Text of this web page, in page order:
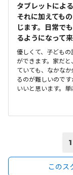
タブレットによ
それに加えても
じます。日常で
るようになって
優しくて、子ども
ができます。家だ
ていても、なかな
るのが難しいので
いいと思います。
ロックを使った授
行くと達成感いっ
何を作ったかとい
は古いですが、中
トも揃っています
替も柔軟に対応い
1
このス